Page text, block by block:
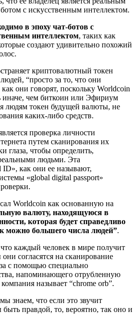
с искусственным интеллектом.
в эпоху чат-ботов с
интеллектом, таких как
создают удивительно похожий
криптовалютный токен
“просто за то, что они
они говорят, поскольку Worldcoin
иначе, чем биткоин или Эфириум
людям токен будущей валюты, не
каких-либо средств.
проверка личности
путем сканирования их
глаза, чтобы определить,
людьми. Эта
как они ее называют,
«global digital passport»
Worldcoin как основанную на
валюту, находящуюся в
которая будет справедливо
можно большего числа людей”.
каждый человек в мире получит
они согласятся на сканирование
с помощью специально
напоминающего отрубленную
называет “chrome orb”.
знаем, что если это звучит
правдой, то, вероятно, так оно и